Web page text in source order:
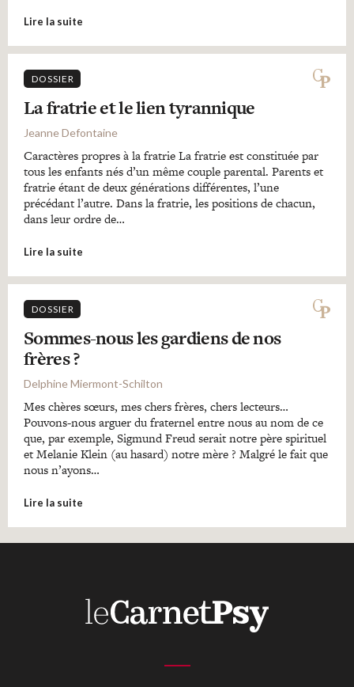
Lire la suite
DOSSIER
La fratrie et le lien tyrannique
Jeanne Defontaine
Caractères propres à la fratrie La fratrie est constituée par
tous les enfants nés d’un même couple parental. Parents et
fratrie étant de deux générations différentes, l’une
précédant l’autre. Dans la fratrie, les positions de chacun,
dans leur ordre de…
Lire la suite
DOSSIER
Sommes-nous les gardiens de nos
frères ?
Delphine Miermont-Schilton
Mes chères sœurs, mes chers frères, chers lecteurs…
Pouvons-nous arguer du fraternel entre nous au nom de ce
que, par exemple, Sigmund Freud serait notre père spirituel
et Melanie Klein (au hasard) notre mère ? Malgré le fait que
nous n’ayons…
Lire la suite